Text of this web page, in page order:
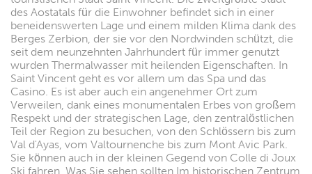
des Aostatals für die Einwohner befindet sich in einer
beneidenswerten Lage und einem milden Klima dank des
Berges Zerbion, der sie vor den Nordwinden schützt, die
seit dem neunzehnten Jahrhundert für immer genutzt
wurden Thermalwasser mit heilenden Eigenschaften. In
Saint Vincent geht es vor allem um das Spa und das
Casino. Es ist aber auch ein angenehmer Ort zum
Verweilen, dank eines monumentalen Erbes von großem
Respekt und der strategischen Lage, den zentralöstlichen
Teil der Region zu besuchen, von den Schlössern bis zum
Val d'Ayas, vom Valtournenche bis zum Mont Avic Park.
Sie können auch in der kleinen Gegend von Colle di Joux
Ski fahren. Was Sie sehen sollten Im historischen Zentrum